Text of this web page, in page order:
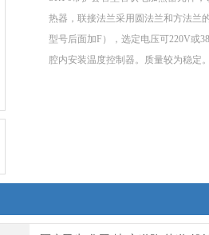
热器，联接法兰采用圆法兰和方法兰
型号后面加F），选定电压可220V或
腔内安装温度控制器。质量较为稳定。